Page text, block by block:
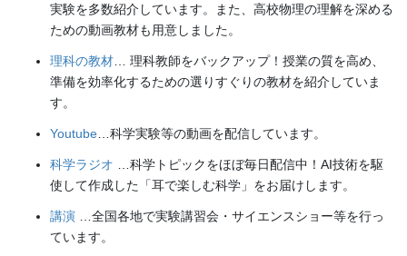
実験を多数紹介しています。また、高校物理の理解を深める
ための動画教材も用意しました。
理科の教材 … 理科教師をバックアップ！授業の質を高め、
準備を効率化するための選りすぐりの教材を紹介していま
す。
Youtube …科学実験等の動画を配信しています。
科学ラジオ …科学トピックをほぼ毎日配信中！AI技術を駆
使して作成した「耳で楽しむ科学」をお届けします。
講演 …全国各地で実験講習会・サイエンスショー等を行っ
ています。